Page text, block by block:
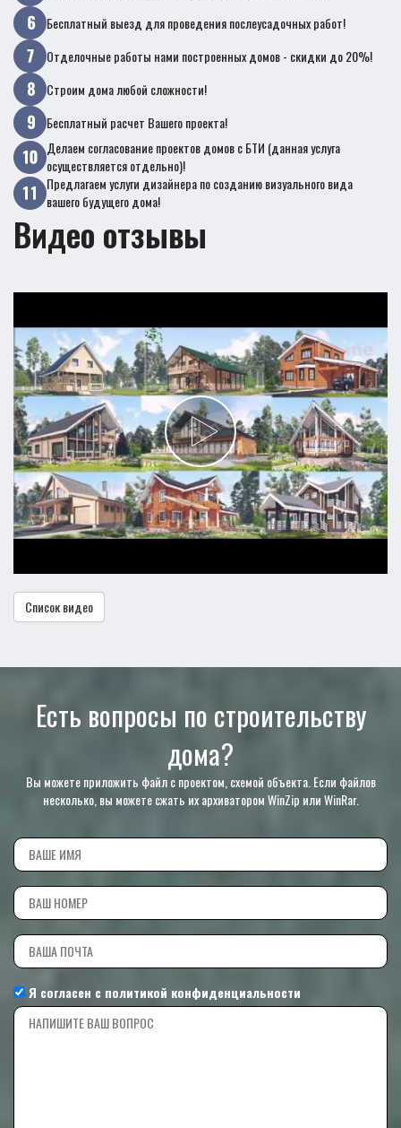
Бесплатный выезд для проведения послеусадочных работ!
Отделочные работы нами построенных домов - скидки до 20%!
Строим дома любой сложности!
Бесплатный расчет Вашего проекта!
Делаем согласование проектов домов с БТИ (данная услуга
осуществляется отдельно)!
Предлагаем услуги дизайнера по созданию визуального вида
вашего будущего дома!
Видео отзывы
Список видео
Есть вопросы по строительству
дома?
Вы можете приложить файл с проектом, схемой объекта. Если файлов
несколько, вы можете сжать их архиватором WinZip или WinRar.
Я согласен с политикой конфиденциальности